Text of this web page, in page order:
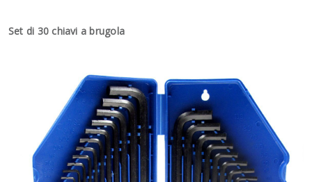
Set di 30 chiavi a brugola